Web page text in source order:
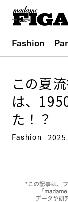
Fashion
この夏
は、
た！？
Fashion